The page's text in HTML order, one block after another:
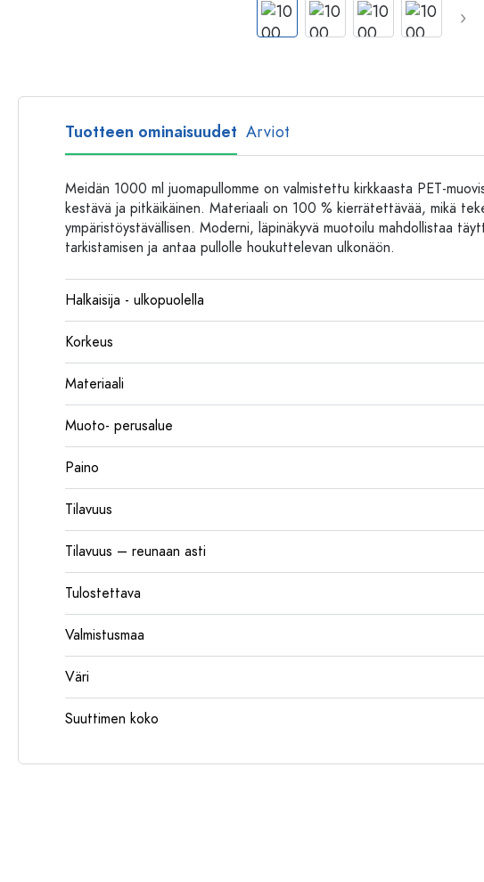
Muovipullot
Tuotteen ominaisuudet Arviot
Meidän 1000 ml juomapullomme on valmistettu kirkkaasta PET-
kestävä ja pitkäikäinen. Materiaali on 100 % kierrätettävää, mikä
ympäristöystävällisen. Moderni, läpinäkyvä muotoilu mahdollistaa
tarkistamisen ja antaa pullolle houkuttelevan ulkonäön.
Halkaisija - ulkopuolella
Korkeus
Materiaali
Muoto- perusalue
Paino
Tilavuus
Tilavuus – reunaan asti
Tulostettava
Valmistusmaa
Väri
Suuttimen koko